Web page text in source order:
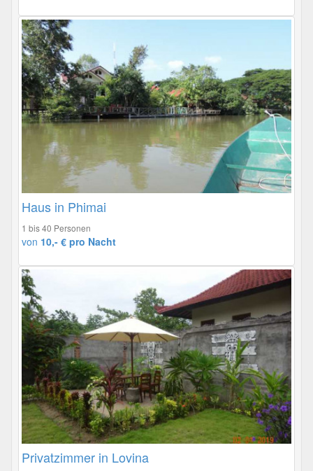
Haus in Phimai
1 bis 40 Personen
von 10,- € pro Nacht
Privatzimmer in Lovina